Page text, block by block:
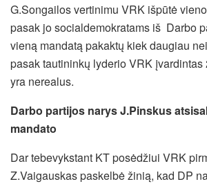
G.Songailos vertinimu VRK išpūtė
pasak jo socialdemokratams iš Darbo
vieną mandatą pakaktų kiek daugiau
pasak tautininkų lyderio VRK
yra nerealus.
Darbo partijos narys J.Pinskus
mandato
Dar tebevykstant KT posėdžiui VRK
Z.Vaigauskas paskelbė žinią, kad DP